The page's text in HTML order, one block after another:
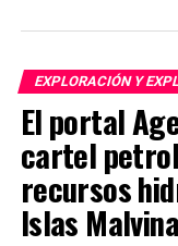
EXPLORACIÓN Y
El portal
cartel
recursos
Islas